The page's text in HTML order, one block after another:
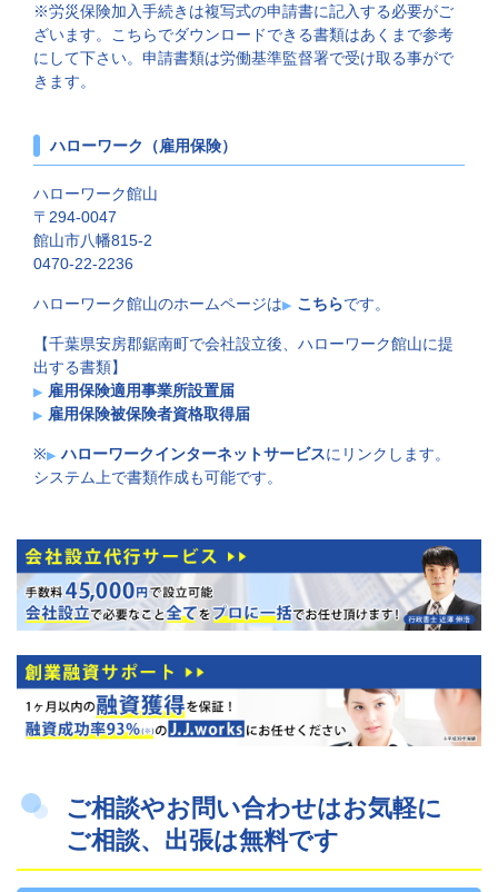
※労災保険加入手続きは複写式の申請書に記入する必要がご
ざいます。こちらでダウンロードできる書類はあくまで参考
にして下さい。申請書類は労働基準監督署で受け取る事がで
きます。
ハローワーク（雇用保険）
ハローワーク館山
〒294-0047
館山市八幡815-2
0470-22-2236
ハローワーク館山のホームページは こちらです。
【千葉県安房郡鋸南町で会社設立後、ハローワーク館山に提
出する書類】
雇用保険適用事業所設置届
雇用保険被保険者資格取得届
※ ハローワークインターネットサービスにリンクします。
システム上で書類作成も可能です。
ご相談やお問い合わせはお気軽に
ご相談、出張は無料です